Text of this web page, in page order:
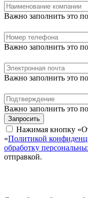
Важно заполнить это
Важно заполнить это
Важно заполнить это
Важно заполнить это
Запросить
Нажимая кнопку
«Политикой
обработку
отправкой.